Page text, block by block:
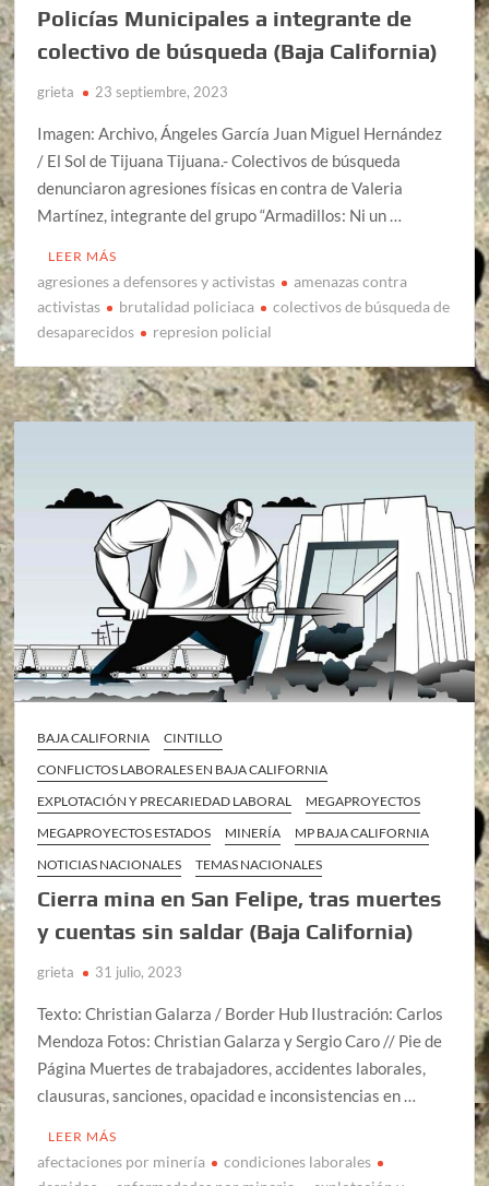
Policías Municipales a integrante de
colectivo de búsqueda (Baja California)
grieta 23 septiembre, 2023
Imagen: Archivo, Ángeles García Juan Miguel Hernández
/ El Sol de Tijuana Tijuana.- Colectivos de búsqueda
denunciaron agresiones físicas en contra de Valeria
Martínez, integrante del grupo “Armadillos: Ni un …
LEER MÁS
agresiones a defensores y activistas
amenazas contra
activistas
brutalidad policiaca
colectivos de búsqueda de
desaparecidos
represion policial
BAJA CALIFORNIA
CINTILLO
CONFLICTOS LABORALES EN BAJA CALIFORNIA
EXPLOTACIÓN Y PRECARIEDAD LABORAL
MEGAPROYECTOS
MEGAPROYECTOS ESTADOS
MINERÍA
MP BAJA CALIFORNIA
NOTICIAS NACIONALES
TEMAS NACIONALES
Cierra mina en San Felipe, tras muertes
y cuentas sin saldar (Baja California)
grieta 31 julio, 2023
Texto: Christian Galarza / Border Hub Ilustración: Carlos
Mendoza Fotos: Christian Galarza y Sergio Caro // Pie de
Página Muertes de trabajadores, accidentes laborales,
clausuras, sanciones, opacidad e inconsistencias en …
LEER MÁS
afectaciones por minería
condiciones laborales